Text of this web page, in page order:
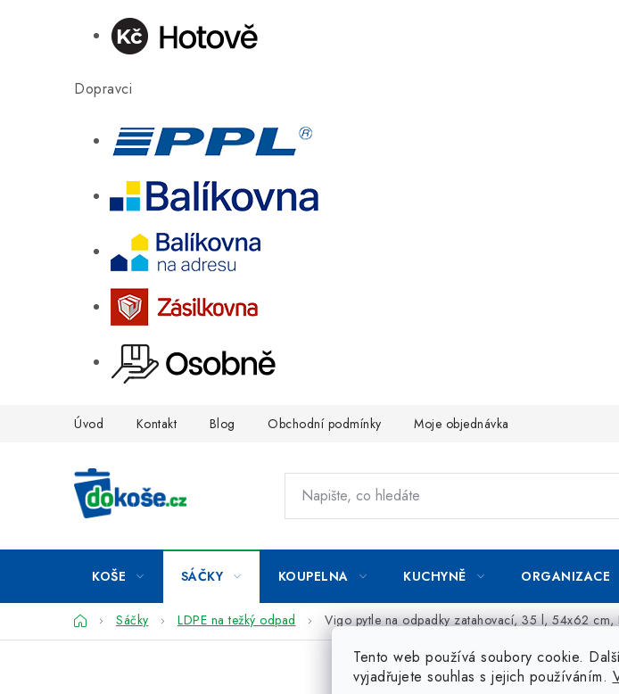
Dopravci
Tento web používá soubory cookie.
vyjadřujete souhlas s jejich používáním.
Úvod Kontakt Blog Obchodní podmínky Moje objednávka
KOŠE SÁČKY KOUPELNA KUCHYNĚ ORGANIZACE
DomůSáčky LDPE na težký odpad Vigo pytle na odpadky zatahovací, 35 l, 54x62 cm,